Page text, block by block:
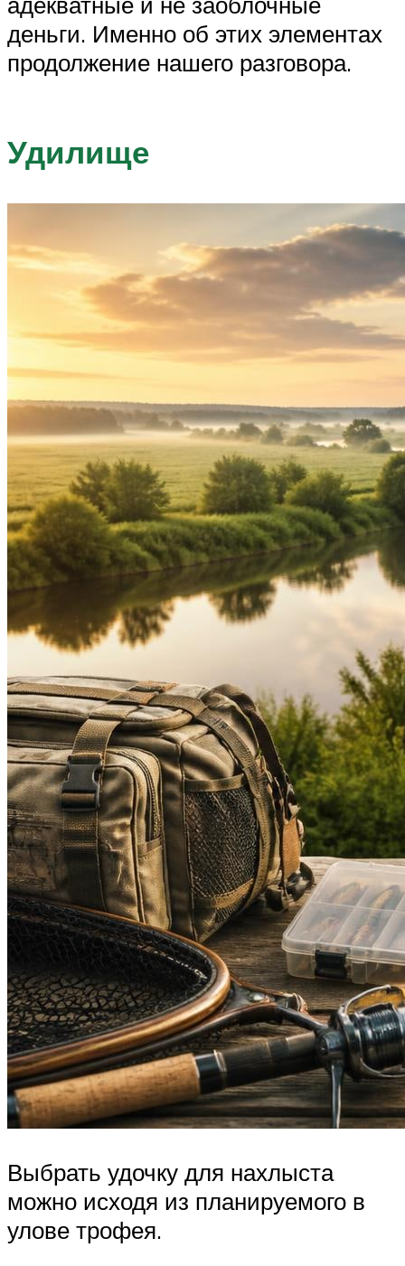
деньги. Именно об этих элементах
продолжение нашего разговора.
Удилище
Выбрать удочку для нахлыста
можно исходя из планируемого в
улове трофея.